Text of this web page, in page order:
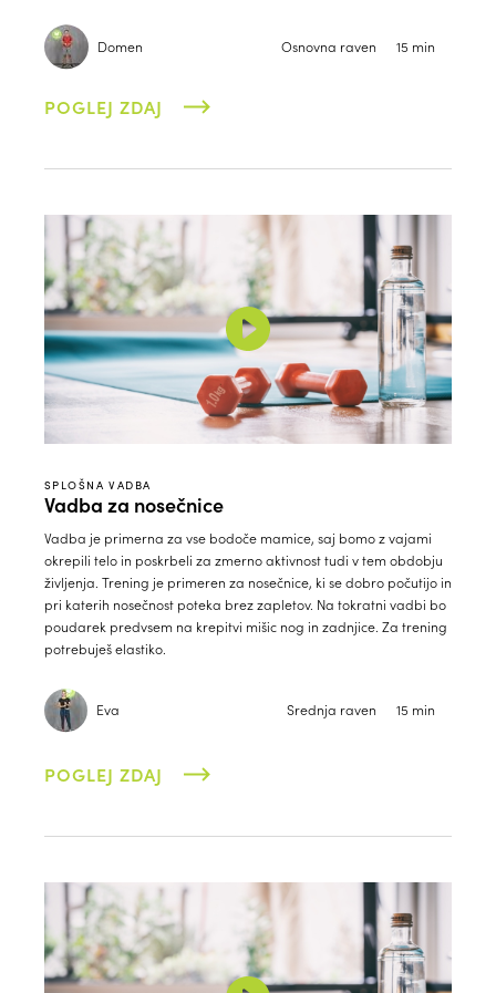
Domen Osnovna raven 15 min
POGLEJ ZDAJ
SPLOŠNA VADBA
Vadba za nosečnice
Vadba je primerna za vse bodoče mamice, saj bomo z vajami
okrepili telo in poskrbeli za zmerno aktivnost tudi v tem obdobju
življenja. Trening je primeren za nosečnice, ki se dobro počutijo in
pri katerih nosečnost poteka brez zapletov. Na tokratni vadbi bo
poudarek predvsem na krepitvi mišic nog in zadnjice. Za trening
potrebuješ elastiko.
Eva Srednja raven 15 min
POGLEJ ZDAJ